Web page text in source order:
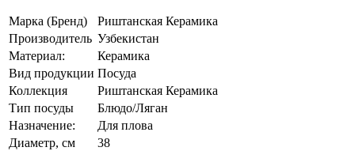
Марка (Бренд)
Риштанская Керамика
Производитель Узбекистан
Материал:
Керамика
Вид продукции Посуда
Коллекция
Риштанская Керамика
Тип посуды
Блюдо/Ляган
Назначение:
Для плова
Диаметр, см
38